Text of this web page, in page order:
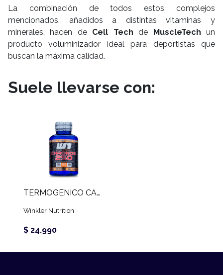
La combinación de todos estos complejos
mencionados, añadidos a distintas vitaminas y
minerales, hacen de Cell Tech de MuscleTech un
producto voluminizador ideal para deportistas que
buscan la máxima calidad.
Suele llevarse con:
TERMOGENICO CAFEINA CHRONOS 250 MG (120 CAPS)
Winkler Nutrition
$ 24.990